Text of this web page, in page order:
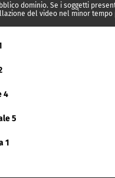
dominio. Se i soggetti
del video nel minor tempo
4
5
1